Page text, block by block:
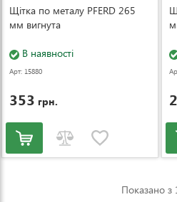
Щітка по металу PFERD 265
мм вигнута
В наявності
Арт: 15880
353 грн.
Показано з